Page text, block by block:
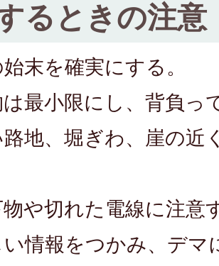
るときの注意
末を確実にする。
最小限にし、背負っ
地、堀ぎわ、崖の近
や切れた電線に注意
い情報をつかみ、デマ